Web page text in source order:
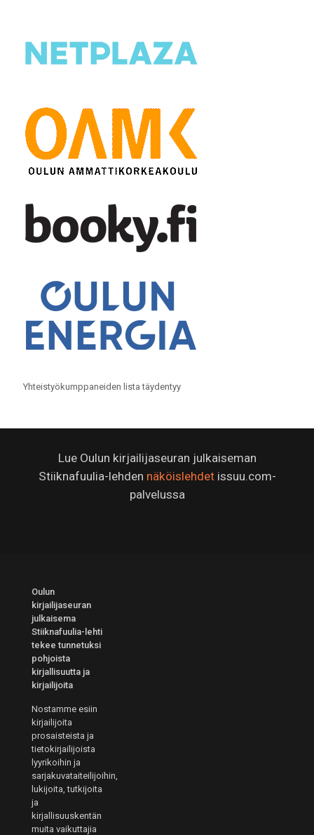
Yhteistyökumppaneiden lista täydentyy
Lue Oulun kirjailijaseuran julkaiseman
Stiiknafuulia-lehden näköislehdetissuu.com-
palvelussa
Oulun
kirjailijaseuran
julkaisema
Stiiknafuulia-lehti
tekee tunnetuksi
pohjoista
kirjallisuutta ja
kirjailijoita
Nostamme esiin
kirjailijoita
prosaisteista ja
tietokirjailijoista
lyyrikoihin ja
sarjakuvataiteilijoihin,
lukijoita, tutkijoita
ja
kirjallisuuskentän
muita vaikuttajia